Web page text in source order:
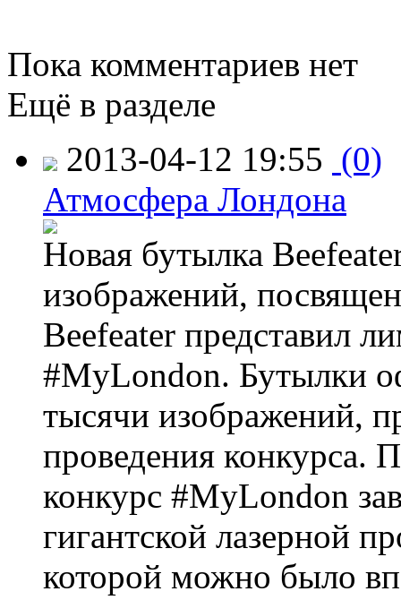
Пока комментариев нет
Ещё в разделе
2013-04-12 19:55 (0)
Атмосфера Лондона
Новая бутылка
изображений,
Beefeater представил
#MyLondon. Бутылки
тысячи изображений,
проведения конкурса.
конкурс #MyLondon
гигантской лазерной
которой можно было